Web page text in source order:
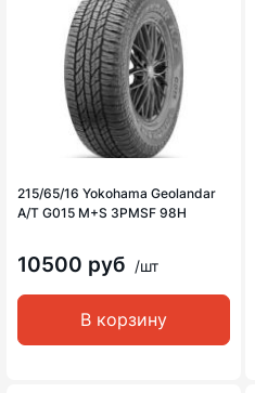
215/65/16 Yokohama Geolandar
A/T G015 M+S 3PMSF 98H
10500 руб /шт
В корзину